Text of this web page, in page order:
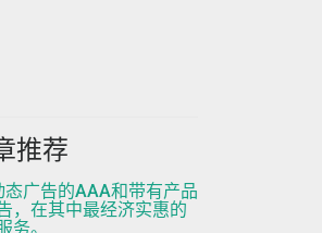
推荐
广告的AAA和带有产品
，在其中最经济实惠的
务。